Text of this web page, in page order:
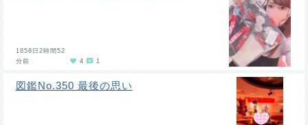
1858日2時間52
分前
4 1
図鑑No.350 最後の思い